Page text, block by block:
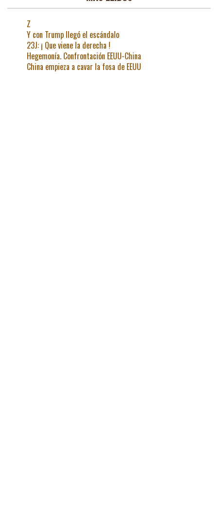
Z
Y con Trump llegó el escándalo
23J: ¡ Que viene la derecha !
Hegemonía. Confrontación EEUU-China
China empieza a cavar la fosa de EEUU